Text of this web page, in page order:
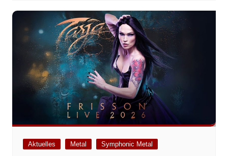
Aktuelles Metal Symphonic Metal